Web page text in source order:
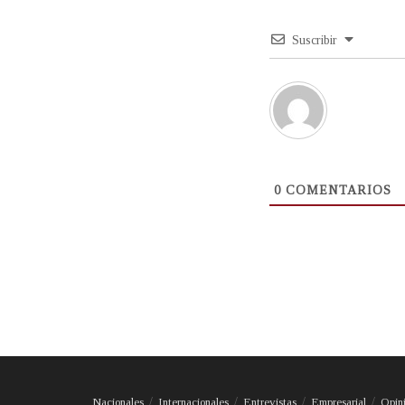
Suscribir
0 COMENTARIOS
Nacionales Internacionales Entrevistas Empresarial